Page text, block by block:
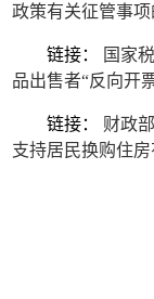
政策有关征管事项
链接：
国家
品出售者“反向开
链接： 财政
支持居民换购住